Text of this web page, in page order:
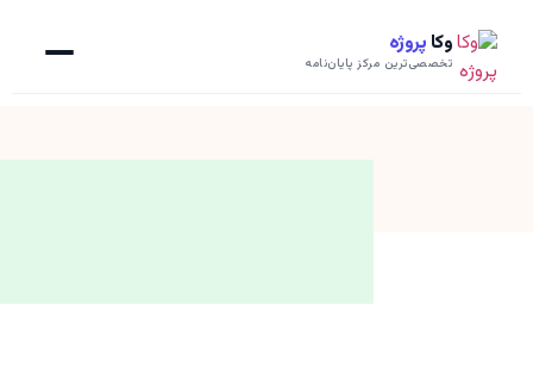
وکا پروژه
تخصصی‌ترین مرکز پایان‌نامه